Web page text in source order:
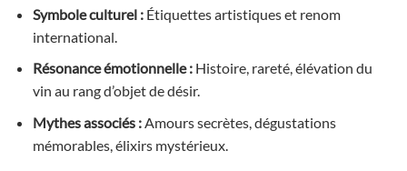
Symbole culturel :Étiquettes artistiques et renom
international.
Résonance émotionnelle :Histoire, rareté, élévation du
vin au rang d’objet de désir.
Mythes associés :Amours secrètes, dégustations
mémorables, élixirs mystérieux.